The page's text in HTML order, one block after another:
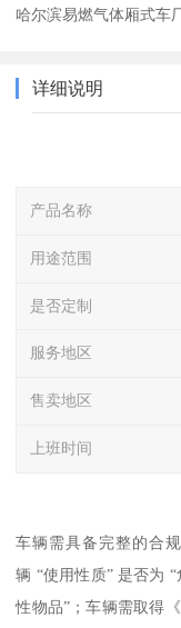
哈尔滨易燃气体厢式车
详细说明
产品名称
用途范围
是否定制
服务地区
售卖地区
上班时间
车辆需具备完整的合
辆 “使用性质” 是否为
性物品”；车辆需取得